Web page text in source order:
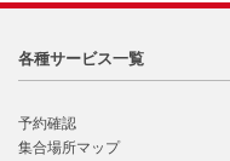
各種サービス一覧
予約確認
集合場所マップ